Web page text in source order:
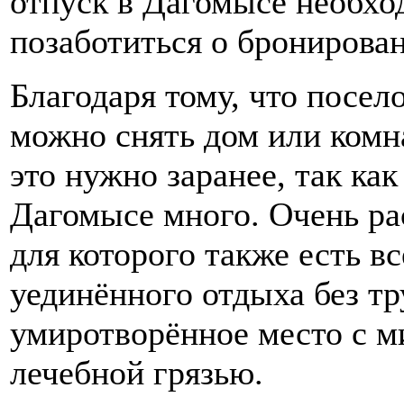
позаботиться о
Благодаря тому, что
можно снять дом или
это нужно заранее, так
Дагомысе много. Очень
для которого также есть
уединённого отдыха без
умиротворённое место с
лечебной грязью.